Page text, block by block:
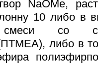
NaOMe,
10 либо в
смеси со
либо в